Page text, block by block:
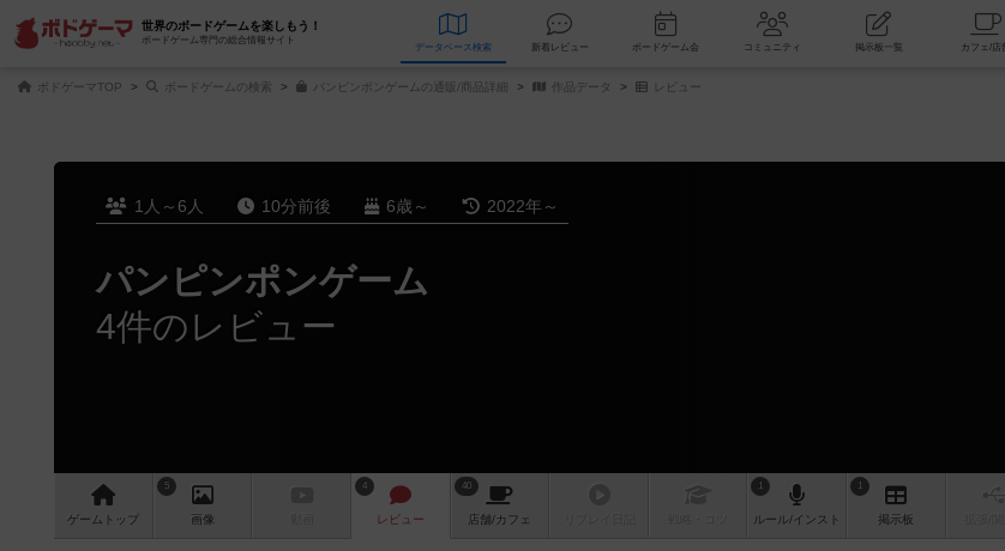
世界のボードゲームを楽しもう！
ボードゲーム専門の総合情報サイト
データベース 検索 新着レビュー ボードゲーム会 コミュニティ 掲示板一覧
ボドゲーマTOP ボードゲームの検索 パンピンポンゲームの通販/商品詳細 作品データ レビュー
1人～6人 10分前後 6歳～ 2022年～
パンピンポンゲーム
4件のレビュー
ゲーム トップ
5
画像
4
レビュー
40
店舗/カフェ
1
ルール/インスト
1
掲示板